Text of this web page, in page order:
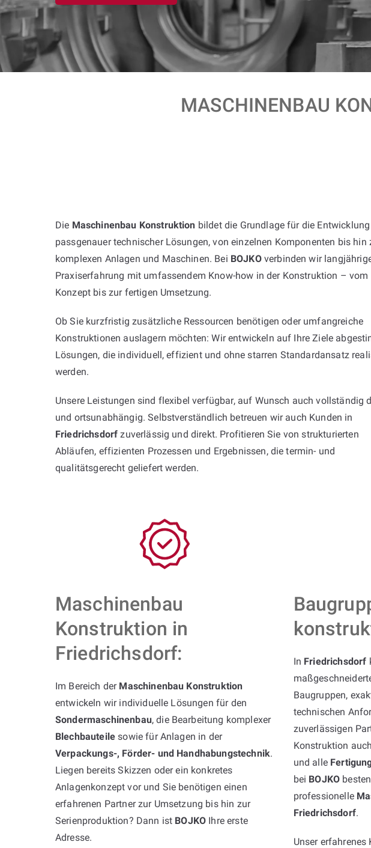
MASCHINENBAU
Die Maschinenbau Konstruktion bildet die Grundlage für die Entwicklung
passgenauer technischer Lösungen, von einzelnen Komponenten bis hin
komplexen Anlagen und Maschinen. Bei BOJKOverbinden wir
Praxiserfahrung mit umfassendem Know-how in der Konstruktion – vom
Konzept bis zur fertigen Umsetzung.
Ob Sie kurzfristig zusätzliche Ressourcen benötigen oder umfangreiche
Konstruktionen auslagern möchten: Wir entwickeln auf Ihre Ziele
Lösungen, die individuell, effizient und ohne starren Standardansatz
werden.
Unsere Leistungen sind flexibel verfügbar, auf Wunsch auch vollständig
und ortsunabhängig. Selbstverständlich betreuen wir auch Kunden in
Friedrichsdorf zuverlässig und direkt. Profitieren Sie von strukturierten
Abläufen, effizienten Prozessen und Ergebnissen, die termin- und
qualitätsgerecht geliefert werden.
Maschinenbau
Konstruktion in
Friedrichsdorf:
Im Bereich der Maschinenbau Konstruktion
entwickeln wir individuelle Lösungen für den
Sondermaschinenbau, die Bearbeitung komplexer
Blechbauteile sowie für Anlagen in der
Verpackungs-, Förder- und Handhabungstechnik.
Liegen bereits Skizzen oder ein konkretes
Anlagenkonzept vor und Sie benötigen einen
erfahrenen Partner zur Umsetzung bis hin zur
Serienproduktion? Dann ist BOJKO Ihre erste
Adresse.
In Friedrichsdorf
Baugruppen,
technischen
zuverlässigen
Konstruktion
und alle
bei BOJKO
professionelle
Friedrichsdorf.
Unser